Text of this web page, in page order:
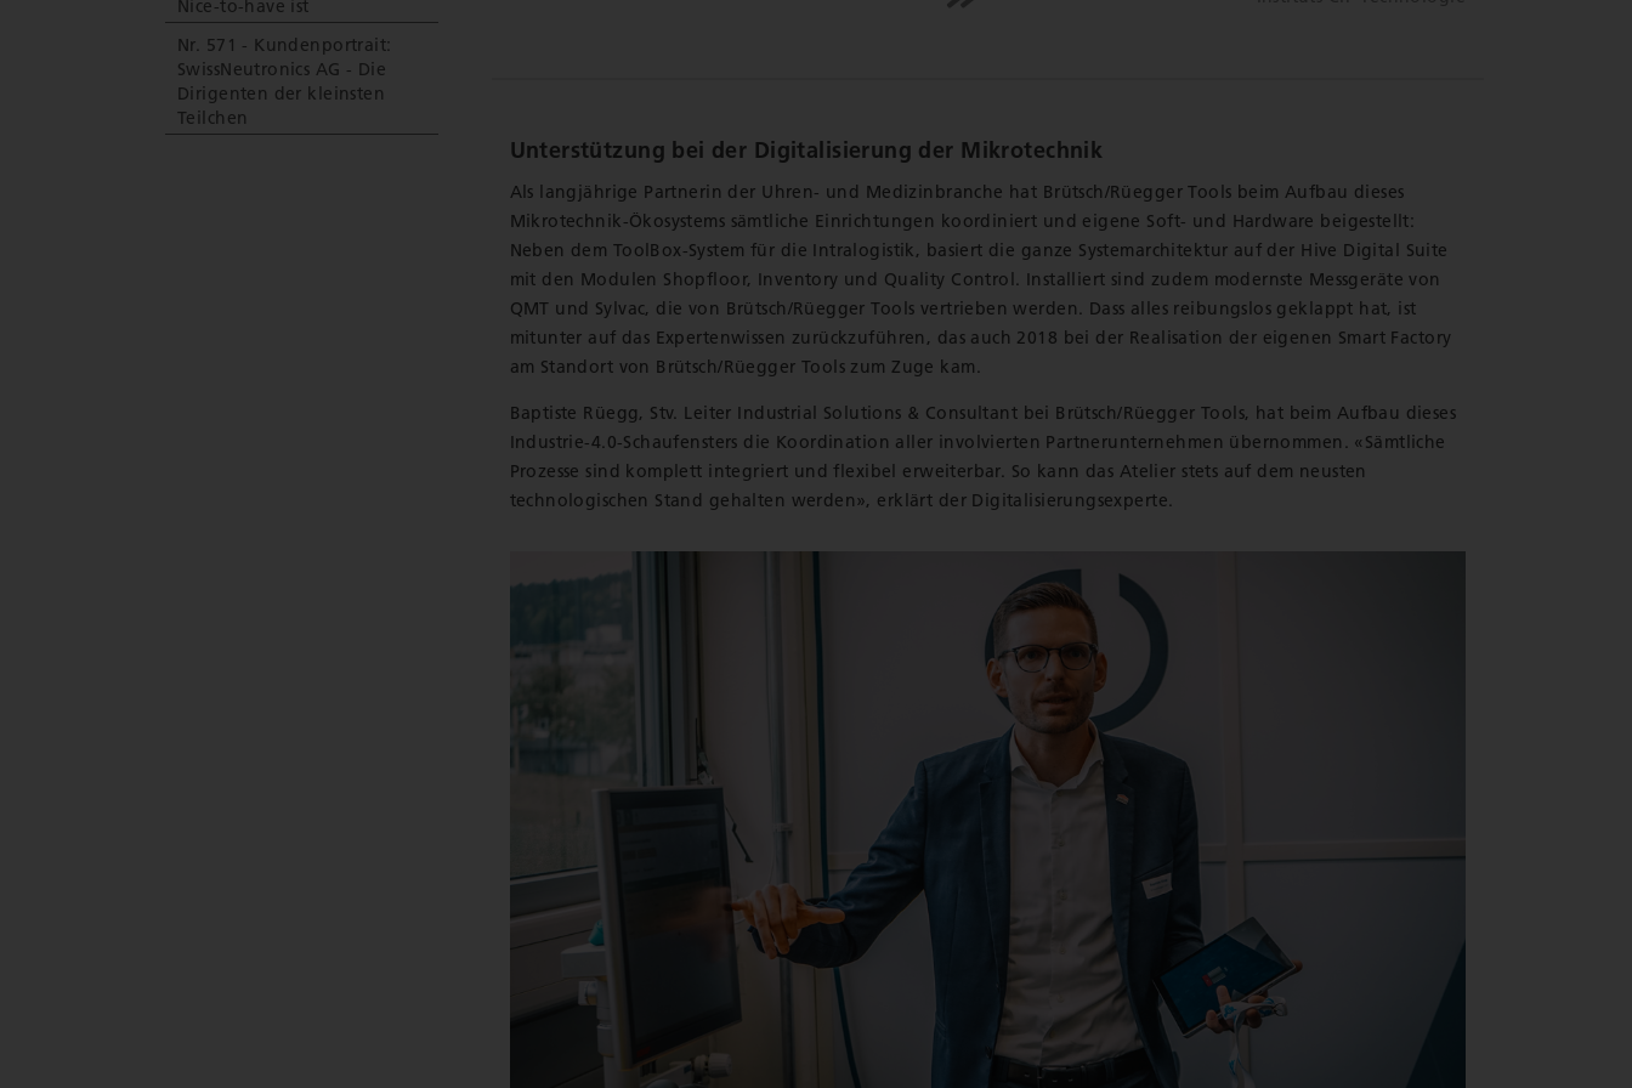
Nice-to-have ist
Nr. 571 - Kundenportrait:
SwissNeutronics AG - Die
Dirigenten der kleinsten
Teilchen
Unterstützung bei der Digitalisierung der Mikrotechnik
Als langjährige Partnerin der Uhren- und Medizinbranche hat Brütsch/Rüegger Tools beim Aufbau dieses
Mikrotechnik-Ökosystems sämtliche Einrichtungen koordiniert und eigene Soft- und Hardware beigestellt:
Neben dem ToolBox-System für die Intralogistik, basiert die ganze Systemarchitektur auf der Hive Digital Suite
mit den Modulen Shopfloor, Inventory und Quality Control. Installiert sind zudem modernste Messgeräte von
QMT und Sylvac, die von Brütsch/Rüegger Tools vertrieben werden. Dass alles reibungslos geklappt hat, ist
mitunter auf das Expertenwissen zurückzuführen, das auch 2018 bei der Realisation der eigenen Smart Factory
am Standort von Brütsch/Rüegger Tools zum Zuge kam.
Baptiste Rüegg, Stv. Leiter Industrial Solutions & Consultant bei Brütsch/Rüegger Tools, hat beim Aufbau dieses
Industrie-4.0-Schaufensters die Koordination aller involvierten Partnerunternehmen übernommen. «Sämtliche
Prozesse sind komplett integriert und flexibel erweiterbar. So kann das Atelier stets auf dem neusten
technologischen Stand gehalten werden», erklärt der Digitalisierungsexperte.